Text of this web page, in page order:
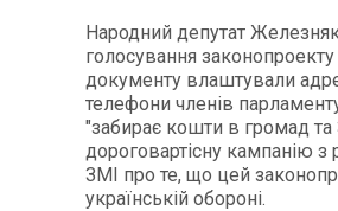
Народний депутат
голосування
документу влаштували
телефони членів
"забирає кошти в громад та
дороговартісну кампанію
ЗМІ про те, що цей
українській обороні.